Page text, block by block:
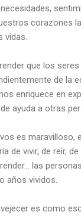
corazones
vidas.
que los
de la
enriquece en
ayuda a otras
es maravilloso,
de vivir, de reír,
las
años vividos.
es como